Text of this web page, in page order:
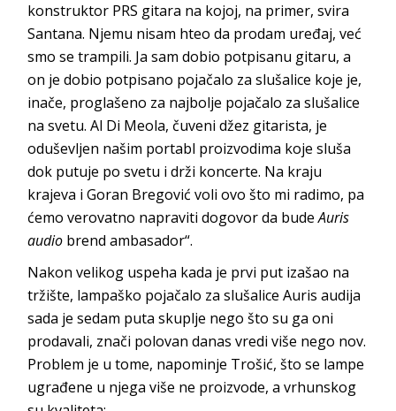
konstruktor PRS gitara na kojoj, na primer, svira
Santana. Njemu nisam hteo da prodam uređaj, već
smo se trampili. Ja sam dobio potpisanu gitaru, a
on je dobio potpisano pojačalo za slušalice koje je,
inače, proglašeno za najbolje pojačalo za slušalice
na svetu. Al Di Meola, čuveni džez gitarista, je
oduševljen našim portabl proizvodima koje sluša
dok putuje po svetu i drži koncerte. Na kraju
krajeva i Goran Bregović voli ovo što mi radimo, pa
ćemo verovatno napraviti dogovor da budeAuris
audio brend ambasador“.
Nakon velikog uspeha kada je prvi put izašao na
tržište, lampaško pojačalo za slušalice Auris audija
sada je sedam puta skuplje nego što su ga oni
prodavali, znači polovan danas vredi više nego nov.
Problem je u tome, napominje Trošić, što se lampe
ugrađene u njega više ne proizvode, a vrhunskog